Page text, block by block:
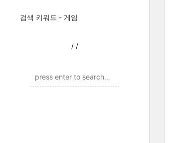
검색 키워드 - 게임
/ /